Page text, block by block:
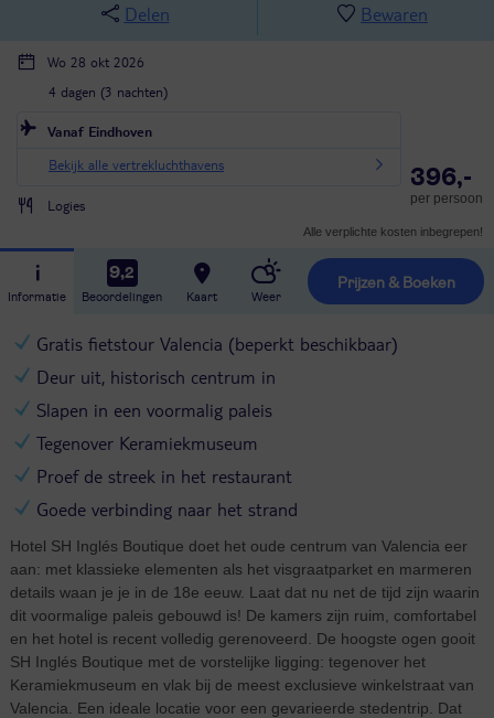
Delen Bewaren
Wo 28 okt 2026
4 dagen (3 nachten)
Vanaf Eindhoven
Bekijk alle vertrekluchthavens
Logies
396,-
per persoon
Alle verplichte kosten inbegrepen!
Informatie
9,2
Beoordelingen Kaart Weer
Prijzen & Boeken
Gratis fietstour Valencia (beperkt beschikbaar)
Deur uit, historisch centrum in
Slapen in een voormalig paleis
Tegenover Keramiekmuseum
Proef de streek in het restaurant
Goede verbinding naar het strand
Hotel SH Inglés Boutique doet het oude centrum van Valencia eer
aan: met klassieke elementen als het visgraatparket en marmeren
details waan je je in de 18e eeuw. Laat dat nu net de tijd zijn waarin
dit voormalige paleis gebouwd is! De kamers zijn ruim, comfortabel
en het hotel is recent volledig gerenoveerd. De hoogste ogen gooit
SH Inglés Boutique met de vorstelijke ligging: tegenover het
Keramiekmuseum en vlak bij de meest exclusieve winkelstraat van
Valencia. Een ideale locatie voor een gevarieerde stedentrip. Dat